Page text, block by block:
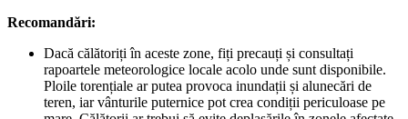
Recomandări:
Dacă călătoriți în aceste zone, fiți precauți și consultați
rapoartele meteorologice locale acolo unde sunt disponibile.
Ploile torențiale ar putea provoca inundații și alunecări de
teren, iar vânturile puternice pot crea condiții periculoase pe